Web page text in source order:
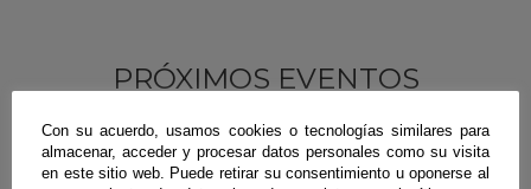
PRÓXIMOS EVENTOS
Con su acuerdo, usamos cookies o tecnologías similares para
almacenar, acceder y procesar datos personales como su visita
en este sitio web. Puede retirar su consentimiento u oponerse al